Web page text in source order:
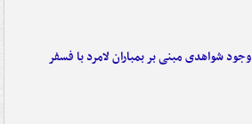
وجود شواهدی مبنی بر بمباران لامرد با فسفر